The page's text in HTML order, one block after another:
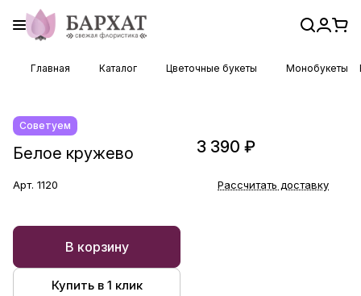
Главная Каталог Цветочные букеты Монобукеты
Советуем
Белое кружево
Арт. 1120
В корзину
Купить в 1 клик
3 390 ₽
Рассчитать доставку